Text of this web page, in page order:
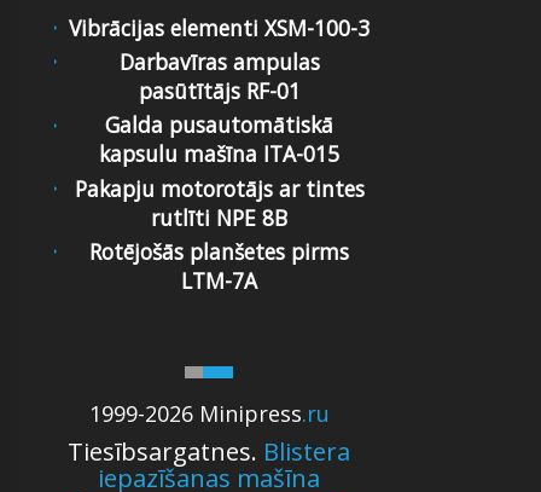
1999-2026 Minipress.ru
Tiesībsargatnes. Blistera
iepazīšanas mašīna
Vibrācijas elementi XSM-100-3
Darbavīras ampulas
pasūtītājs RF-01
Galda pusautomātiskā
kapsulu mašīna ITA-015
Pakapju motorotājs ar tintes
rutlīti NPE 8B
Rotējošās planšetes pirms
LTM-7A